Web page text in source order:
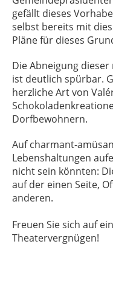
gefällt dieses
selbst bereits mit
Pläne für dieses
Die Abneigung
ist deutlich spürbar.
herzliche Art von
Dorfbewohnern.
Auf charmant-
Lebenshaltungen
nicht sein könnten:
auf der einen Seite,
anderen.
Freuen Sie sich auf
Theatervergnügen!